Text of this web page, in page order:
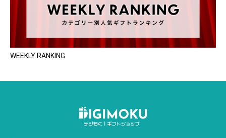
WEEKLY RANKING